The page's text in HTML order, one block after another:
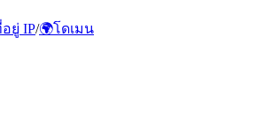
ยู่ IP/🌍โดเมน